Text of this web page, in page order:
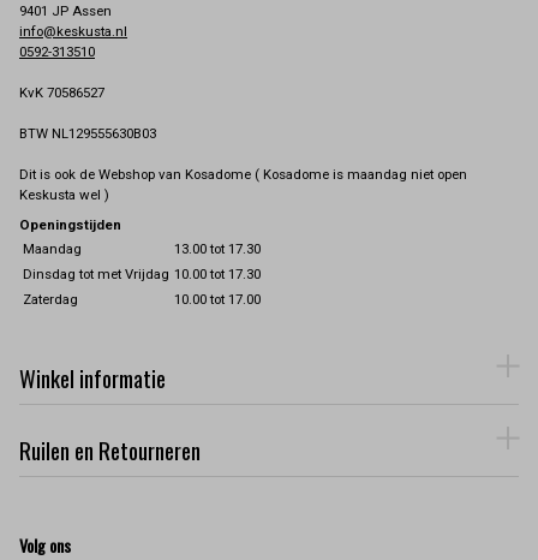
9401 JP Assen
info@keskusta.nl
0592-313510
KvK 70586527
BTW NL129555630B03
Dit is ook de Webshop van Kosadome ( Kosadome is maandag niet open
Keskusta wel )
Openingstijden
Maandag
13.00 tot 17.30
Dinsdag tot met Vrijdag 10.00 tot 17.30
Zaterdag
10.00 tot 17.00
Winkel informatie
Ruilen en Retourneren
Volg ons